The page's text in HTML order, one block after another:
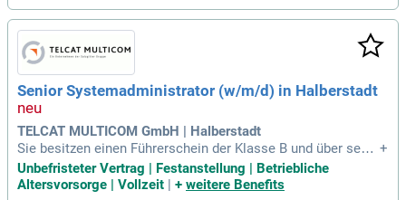
Senior Systemadministrator (w/m/d) in Halberstadt
TELCAT MULTICOM GmbH | Halberstadt
Sie besitzen einen Führerschein der Klasse B und über sehr
gute Deutschkenntnisse in Wort und Schrift. Unser Angebot:
Wir bieten Ihnen neben einer unbefristeten Festanstellung ei
+
Unbefristeter Vertrag | Festanstellung | Betriebliche
Altersvorsorge | Vollzeit
+ weitere Benefits